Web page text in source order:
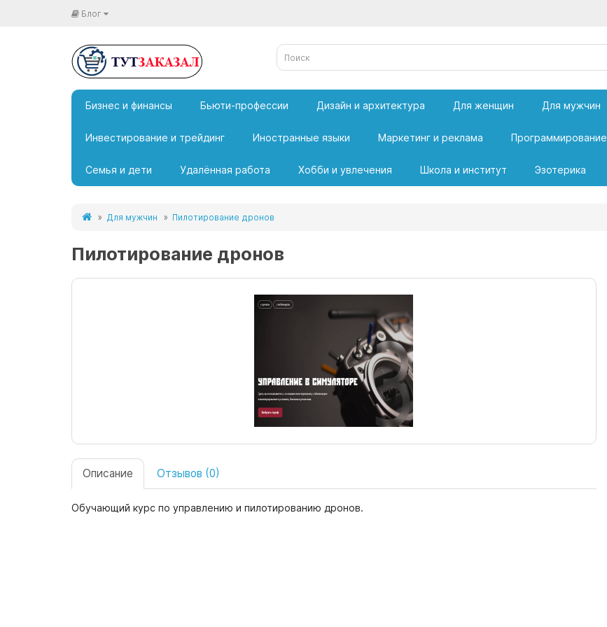
Блог
Бизнес и финансы Бьюти-профессии Дизайн и архитектура Для женщин Для мужчин
Инвестирование и трейдинг Иностранные языки Маркетинг и реклама Программирование
Семья и дети Удалённая работа Хобби и увлечения Школа и институт Эзотерика
Для мужчин Пилотирование дронов
Пилотирование дронов
Описание Отзывов (0)
Обучающий курс по управлению и пилотированию дронов.